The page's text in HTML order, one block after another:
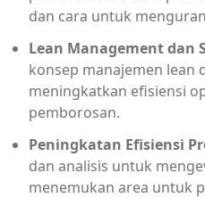
dan cara untuk
Lean Management dan
konsep manajemen lean
meningkatkan efisiensi
pemborosan.
Peningkatan Efisiensi
dan analisis untuk
menemukan area untuk